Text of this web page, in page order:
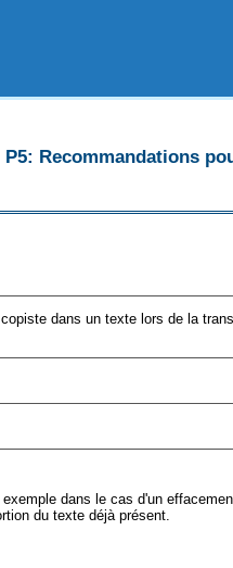
P5: Recommandations
dans un texte lors de la
dans le cas d'un
du texte déjà présent.